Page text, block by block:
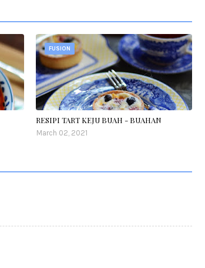
FUSION
RESIPI TART KEJU BUAH - BUAHAN
March 02, 2021